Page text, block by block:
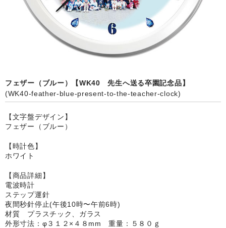
目覚まし時計(個別)
お絵かきギャラリープラス(絵＋個別)
メロディ時計(個別)
制服メモリー
自作オリジナル時計
卒園DVDアルバム
園や先生への贈り物
卒業記念品
音声入りフォトフレームクロック(集合)
フェザー（ブルー）【WK40 先生へ送る卒園記念品】
(WK40-feather-blue-present-to-the-teacher-clock)
【文字盤デザイン】
フェザー（ブルー）
【時計色】
ホワイト
【商品詳細】
電波時計
ステップ運針
夜間秒針停止(午後10時〜午前6時)
材質 プラスチック、ガラス
外形寸法：φ３１２×４８mm 重量：５８０ｇ